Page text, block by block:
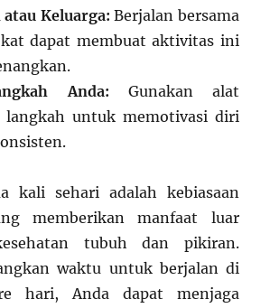
Keluarga: Berjalan bersama
dapat membuat aktivitas ini
Anda: Gunakan alat
langkah untuk memotivasi diri
kali sehari adalah kebiasaan
memberikan manfaat luar
tubuh dan pikiran.
waktu untuk berjalan di
hari, Anda dapat menjaga